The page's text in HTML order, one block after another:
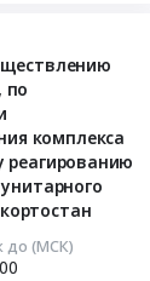
по
комплекса
реагированию
до (МСК)